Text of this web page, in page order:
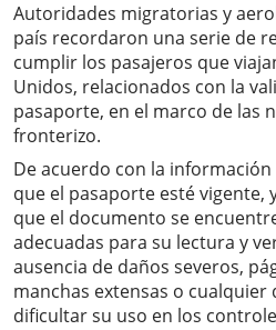
Autoridades migratorias y
país recordaron una serie de
cumplir los pasajeros que
Unidos, relacionados con la
pasaporte, en el marco de las
fronterizo.
De acuerdo con la
que el pasaporte esté vigente,
que el documento se
adecuadas para su lectura y
ausencia de daños severos,
manchas extensas o
dificultar su uso en los